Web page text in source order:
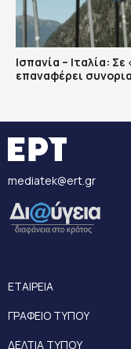
Ισπανία – Ιταλία:
επαναφέρει
mediatek@ert.gr
ΕΤΑΙΡΕΙΑ
ΓΡΑΦΕΙΟ ΤΥΠΟΥ
ΔΕΛΤΙΑ ΤΥΠΟΥ